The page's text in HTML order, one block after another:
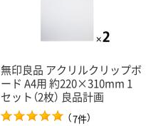
無印良品 アクリルクリップボ
ード A4用 約220×310mm 1
セット（2枚） 良品計画
（7件）